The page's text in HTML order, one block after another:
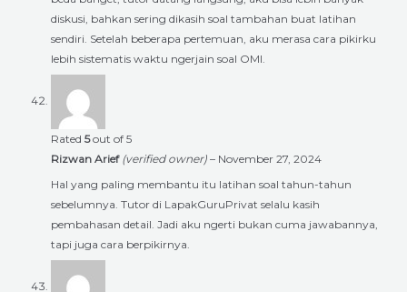
diskusi, bahkan sering dikasih soal tambahan buat latihan
sendiri. Setelah beberapa pertemuan, aku merasa cara pikirku
lebih sistematis waktu ngerjain soal OMI.
Rated 5out of 5
Rizwan Arief (verified owner) – November 27, 2024
Hal yang paling membantu itu latihan soal tahun-tahun
sebelumnya. Tutor di LapakGuruPrivat selalu kasih
pembahasan detail. Jadi aku ngerti bukan cuma jawabannya,
tapi juga cara berpikirnya.